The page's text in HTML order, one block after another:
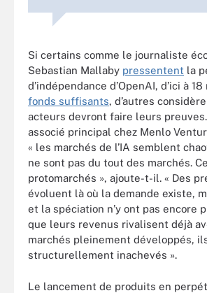
Si certains comme le journaliste
Sebastian Mallaby pressentent la
d’indépendance d’OpenAI, d’ici à 18
fonds suffisants, d’autres
acteurs devront faire leurs preuves.
associé principal chez Menlo
« les marchés de l’IA semblent
ne sont pas du tout des marchés.
protomarchés », ajoute-t-il. « Des
évoluent là où la demande existe,
et la spéciation n’y ont pas encore
que leurs revenus rivalisent déjà
marchés pleinement développés,
structurellement inachevés ».
Le lancement de produits en